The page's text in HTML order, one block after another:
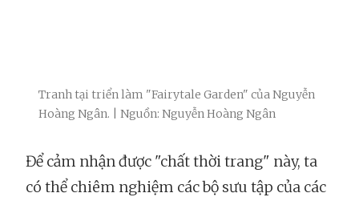
Tranh tại triển làm "Fairytale Garden" của Nguyễn
Hoàng Ngân. | Nguồn: Nguyễn Hoàng Ngân
Để cảm nhận được "chất thời trang" này, ta
có thể chiêm nghiệm các bộ sưu tập của các